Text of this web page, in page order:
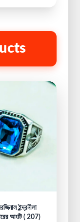
ইন্দ্রনীলা
আংটি ( 207)